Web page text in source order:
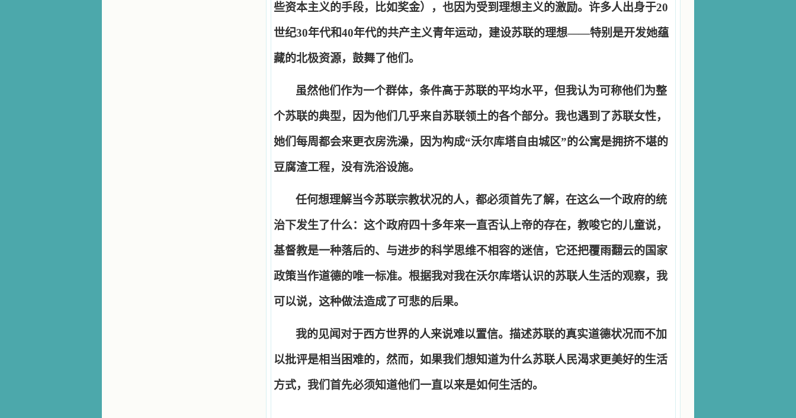
些资本主义的手段，比如奖金），也因为受到理想主义的激励。许多人出身于20
世纪30年代和40年代的共产主义青年运动，建设苏联的理想——特别是开发她蕴
藏的北极资源，鼓舞了他们。
虽然他们作为一个群体，条件高于苏联的平均水平，但我认为可称他们为整
个苏联的典型，因为他们几乎来自苏联领土的各个部分。我也遇到了苏联女性，
她们每周都会来更衣房洗澡，因为构成“沃尔库塔自由城区”的公寓是拥挤不堪的
豆腐渣工程，没有洗浴设施。
任何想理解当今苏联宗教状况的人，都必须首先了解，在这么一个政府的统
治下发生了什么：这个政府四十多年来一直否认上帝的存在，教唆它的儿童说，
基督教是一种落后的、与进步的科学思维不相容的迷信，它还把覆雨翻云的国家
政策当作道德的唯一标准。根据我对我在沃尔库塔认识的苏联人生活的观察，我
可以说，这种做法造成了可悲的后果。
我的见闻对于西方世界的人来说难以置信。描述苏联的真实道德状况而不加
以批评是相当困难的，然而，如果我们想知道为什么苏联人民渴求更美好的生活
方式，我们首先必须知道他们一直以来是如何生活的。